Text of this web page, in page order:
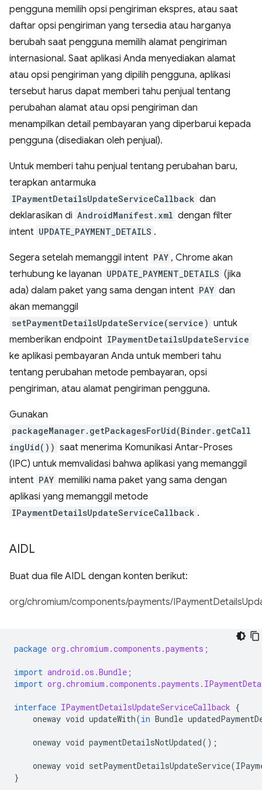
pengguna memilih opsi pengiriman ekspres, atau saat
daftar opsi pengiriman yang tersedia atau harganya
berubah saat pengguna memilih alamat pengiriman
internasional. Saat aplikasi Anda menyediakan alamat
atau opsi pengiriman yang dipilih pengguna, aplikasi
tersebut harus dapat memberi tahu penjual tentang
perubahan alamat atau opsi pengiriman dan
menampilkan detail pembayaran yang diperbarui kepada
pengguna (disediakan oleh penjual).
Untuk memberi tahu penjual tentang perubahan baru,
terapkan antarmuka
IPaymentDetailsUpdateServiceCallback dan
deklarasikan di AndroidManifest.xml dengan filter
intent UPDATE_PAYMENT_DETAILS .
Segera setelah memanggil intent PAY , Chrome akan
terhubung ke layanan UPDATE_PAYMENT_DETAILS (jika
ada) dalam paket yang sama dengan intent PAY dan
akan memanggil
setPaymentDetailsUpdateService(service) untuk
memberikan endpoint IPaymentDetailsUpdateService
ke aplikasi pembayaran Anda untuk memberi tahu
tentang perubahan metode pembayaran, opsi
pengiriman, atau alamat pengiriman pengguna.
Gunakan
packageManager.getPackagesForUid(Binder.getCall
ingUid()) saat menerima Komunikasi Antar-Proses
(IPC) untuk memvalidasi bahwa aplikasi yang memanggil
intent PAY memiliki nama paket yang sama dengan
aplikasi yang memanggil metode
IPaymentDetailsUpdateServiceCallback .
AIDL
Buat dua file AIDL dengan konten berikut:
org/chromium/components/payments/
package org.chromium.components.payments;
import android.os.Bundle;
import
interface IPaymentDetailsUpdateServiceCallback {
oneway void updateWith(in Bundle
oneway void paymentDetailsNotUpdated();
oneway void setPaymentDetailsUpdateService(
}